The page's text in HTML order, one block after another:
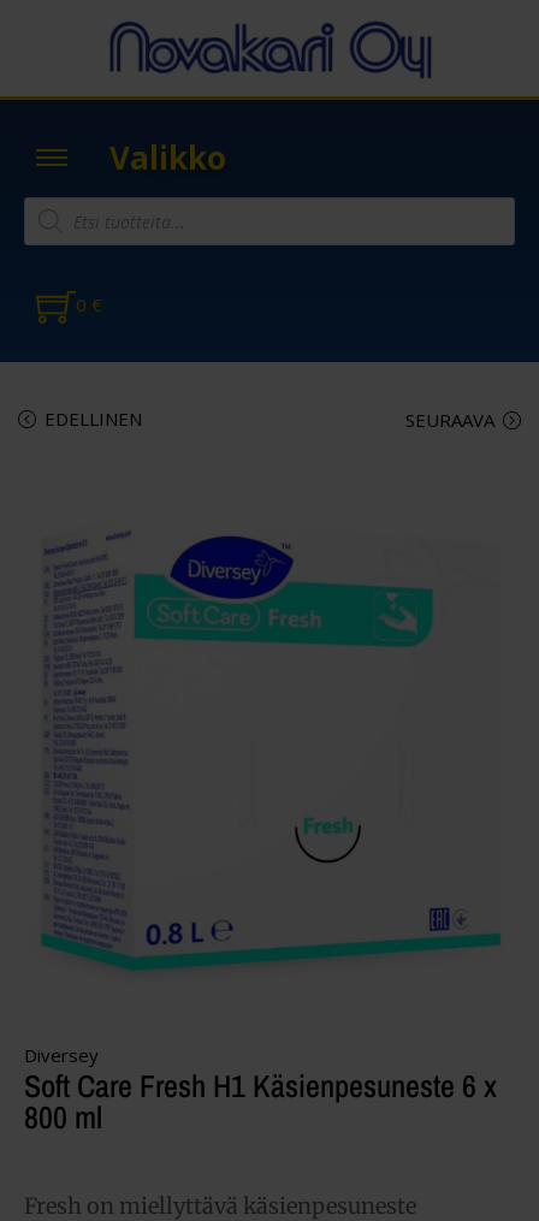
Valikko
0 €
EDELLINEN SEURAAVA
Diversey
Soft Care Fresh H1 Käsienpesuneste 6 x
800 ml
Fresh on miellyttävä käsienpesuneste